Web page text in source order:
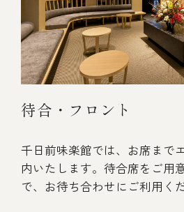
待合・フロント
千日前味楽館では、お席まで
内いたします。待合席をご用
で、お待ち合わせにご利用く